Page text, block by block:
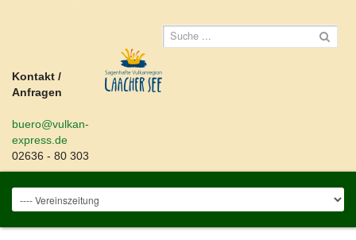
Kontakt /
Anfragen
buero@vulkan-
express.de
02636 - 80 303